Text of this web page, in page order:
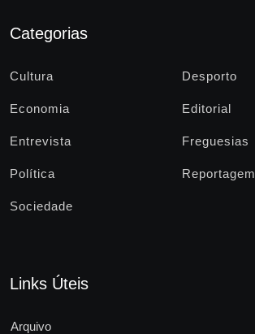
Categorias
Cultura Desporto
Economia Editorial
Entrevista Freguesias
Política Reportagem
Sociedade
Links Úteis
Arquivo